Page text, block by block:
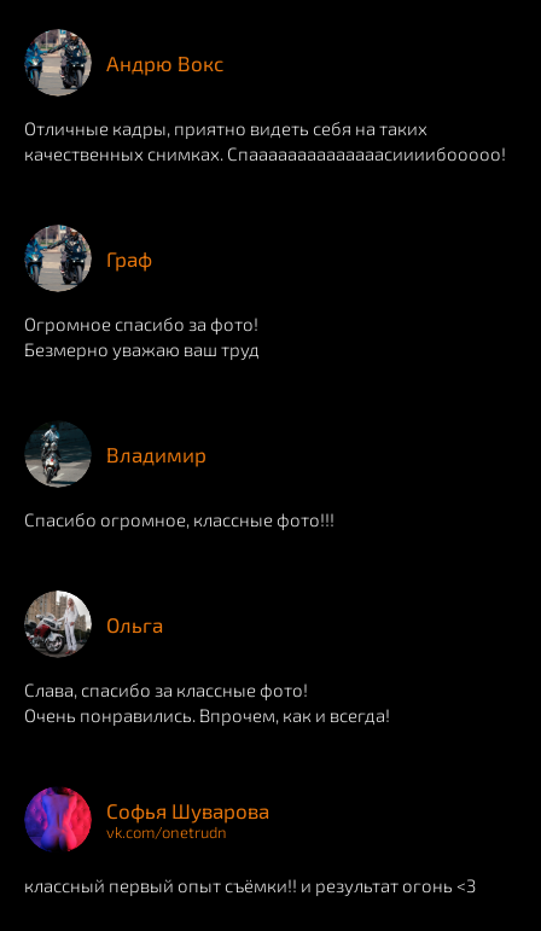
Андрю Вокс
Отличные кадры, приятно видеть себя на таких
качественных снимках. Спаааааааааааааасиииибооооо!
Граф
Огромное спасибо за фото!
Безмерно уважаю ваш труд
Владимир
Спасибо огромное, классные фото!!!
Ольга
Слава, спасибо за классные фото!
Очень понравились. Впрочем, как и всегда!
Софья Шуварова
vk.com/onetrudn
классный первый опыт съёмки!! и результат огонь <3